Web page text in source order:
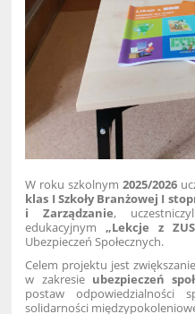
W roku szkolnym 2025/2026
klas I Szkoły Branżowej I
i Zarządzanie,
edukacyjnym„Lekcje z
Ubezpieczeń Społecznych.
Celem projektu jest
w zakresie ubezpieczeń
postaw odpowiedzialności
solidarności